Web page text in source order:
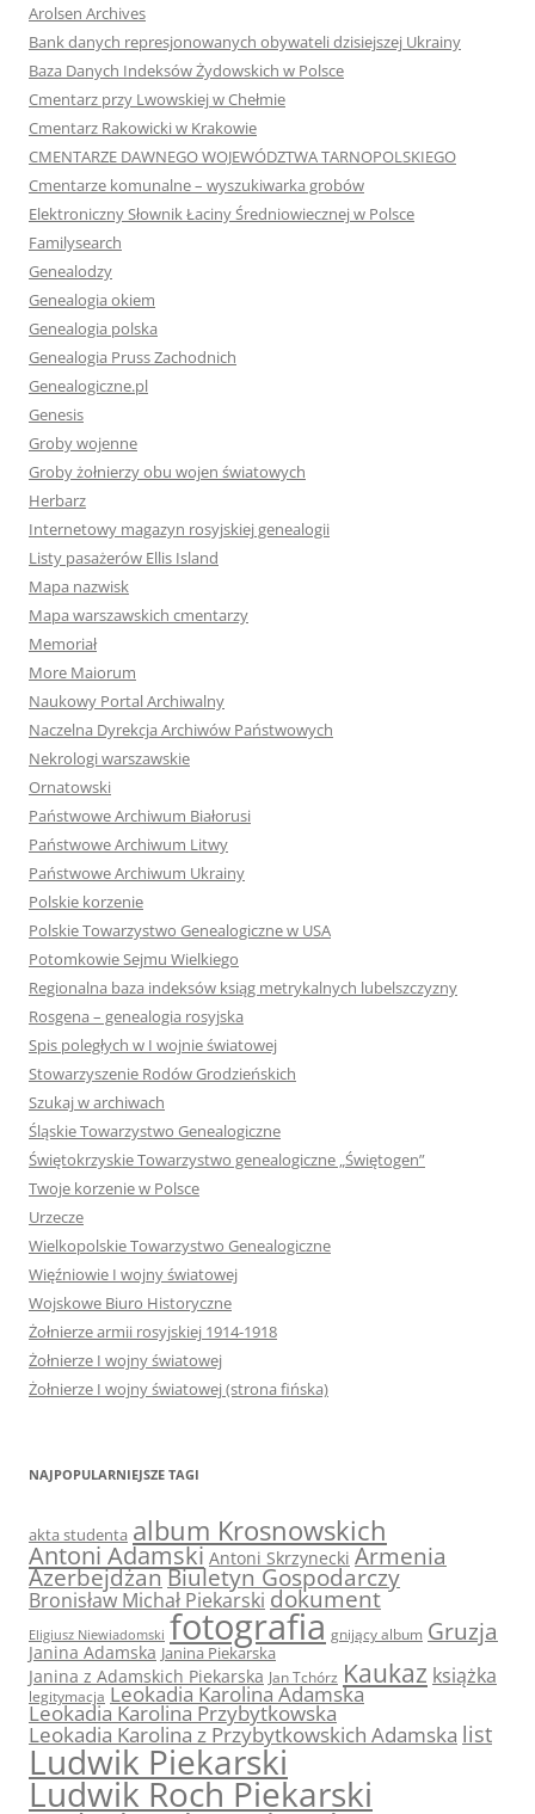
Arolsen Archives
Bank danych represjonowanych obywateli dzisiejszej Ukrainy
Baza Danych Indeksów Żydowskich w Polsce
Cmentarz przy Lwowskiej w Chełmie
Cmentarz Rakowicki w Krakowie
CMENTARZE DAWNEGO WOJEWÓDZTWA TARNOPOLSKIEGO
Cmentarze komunalne – wyszukiwarka grobów
Elektroniczny Słownik Łaciny Średniowiecznej w Polsce
Familysearch
Genealodzy
Genealogia okiem
Genealogia polska
Genealogia Pruss Zachodnich
Genealogiczne.pl
Genesis
Groby wojenne
Groby żołnierzy obu wojen światowych
Herbarz
Internetowy magazyn rosyjskiej genealogii
Listy pasażerów Ellis Island
Mapa nazwisk
Mapa warszawskich cmentarzy
Memoriał
More Maiorum
Naukowy Portal Archiwalny
Naczelna Dyrekcja Archiwów Państwowych
Nekrologi warszawskie
Ornatowski
Państwowe Archiwum Białorusi
Państwowe Archiwum Litwy
Państwowe Archiwum Ukrainy
Polskie korzenie
Polskie Towarzystwo Genealogiczne w USA
Potomkowie Sejmu Wielkiego
Regionalna baza indeksów ksiąg metrykalnych lubelszczyzny
Rosgena – genealogia rosyjska
Spis poległych w I wojnie światowej
Stowarzyszenie Rodów Grodzieńskich
Szukaj w archiwach
Śląskie Towarzystwo Genealogiczne
Świętokrzyskie Towarzystwo genealogiczne „Świętogen”
Twoje korzenie w Polsce
Urzecze
Wielkopolskie Towarzystwo Genealogiczne
Więźniowie I wojny światowej
Wojskowe Biuro Historyczne
Żołnierze armii rosyjskiej 1914-1918
Żołnierze I wojny światowej
Żołnierze I wojny światowej (strona fińska)
NAJPOPULARNIEJSZE TAGI
akta studenta album Krosnowskich
Antoni Adamski Antoni Skrzynecki Armenia
AzerbejdżanBiuletyn Gospodarczy
Bronisław Michał Piekarski dokument
Eligiusz Niewiadomski fotografia gnijący album Gruzja
Janina Adamska Janina Piekarska
Janina z Adamskich Piekarska Jan Tchórz Kaukaz książka
legitymacja Leokadia Karolina Adamska
Leokadia Karolina Przybytkowska
Leokadia Karolina z Przybytkowskich Adamska list
Ludwik Piekarski
Ludwik Roch Piekarski